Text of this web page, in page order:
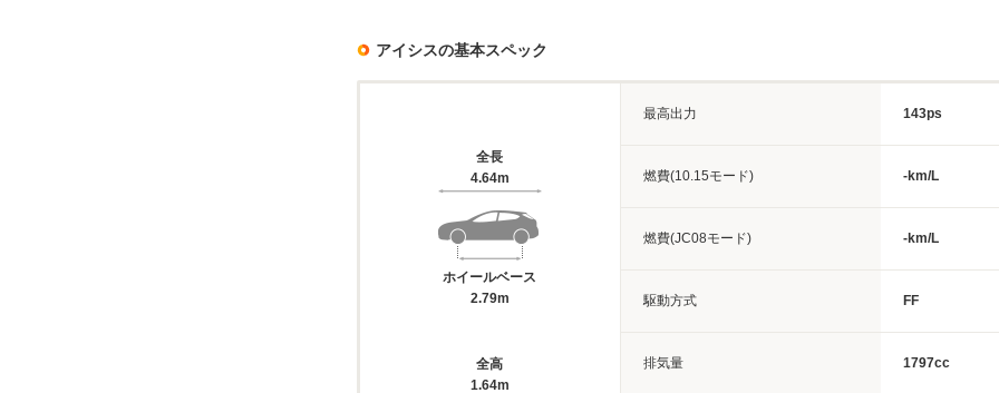
アイシスの基本スペック
全長
4.64m
ホイールベース
2.79m
全高
1.64m
最高出力 143ps
燃費(10.15モード) -km/L
燃費(JC08モード) -km/L
駆動方式 FF
排気量 1797cc